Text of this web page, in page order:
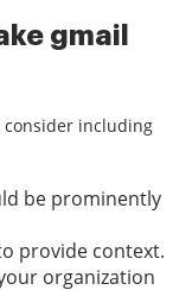
gmail
consider including
be prominently
provide context.
organization